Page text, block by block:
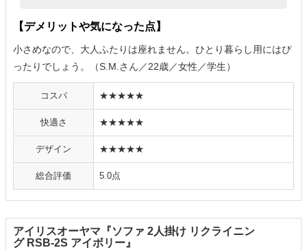
【デメリットや気になった点】
小さめなので、大人ふたりは座れません。ひとり暮らし用にはぴ
ったりでしょう。（S.M.さん／22歳／女性／学生）
コスパ ★★★★★
快適さ ★★★★★
デザイン ★★★★★
総合評価 5.0点
アイリスオーヤマ『ソファ 2人掛け リクライニン
グ RSB-2S アイボリー』